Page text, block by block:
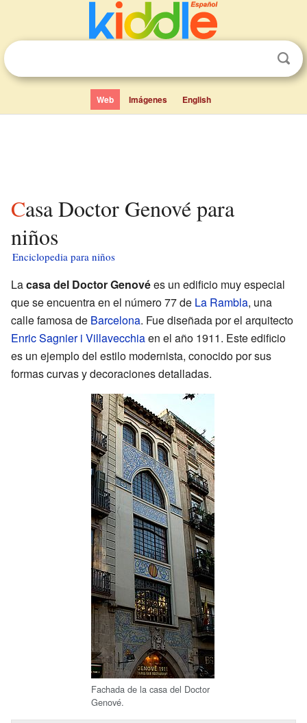
Web Imágenes English
Casa Doctor Genové para
niños
Enciclopedia para niños
Lacasa del Doctor Genovées un edificio muy especial
que se encuentra en el número 77 de La Rambla, una
calle famosa de Barcelona. Fue diseñada por el arquitecto
Enric Sagnier i Villavecchiaen el año 1911. Este edificio
es un ejemplo del estilo modernista, conocido por sus
formas curvas y decoraciones detalladas.
Fachada de la casa del Doctor
Genové.